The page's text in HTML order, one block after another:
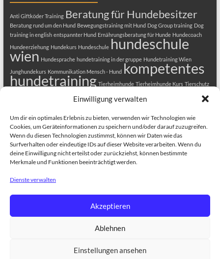
Einwilligung verwalten
Um dir ein optimales Erlebnis zu bieten, verwenden wir Technologien wie
Cookies, um Geräteinformationen zu speichern und/oder darauf zuzugreifen.
Wenn du diesen Technologien zustimmst, können wir Daten wie das
Surfverhalten oder eindeutige IDs auf dieser Website verarbeiten. Wenn du
deine Einwilligung nicht erteilst oder zurückziehst, können bestimmte
Merkmale und Funktionen beeinträchtigt werden.
Dienste verwalten
Akzeptieren
Ablehnen
Einstellungen ansehen
Anti Giftköder Training Beratung für Hundebesitzer
Beratung rund um den Hund Bewegungstraining mit Hund Dog Group training Dog
training in english entspannter Hund Ernährungsberatung für Hunde Hundecoach
Hundeerziehung Hundekurs Hundeschule hundeschule
wien Hundesprache hundetraining in der gruppe Hundetraining Wien
Junghundekurs Kommunikation Mensch - Hund kompetentes
hundetraining Tierheimhunde Tierheimhunde Kurs Tierschutz
Welpenkurs in Wien
Welpenschule Welpentraining
Copyright © 2026
HUNDEKURSE Welpenkurs in Wien
Erziehungskurse für Hunde Alltagsfit 2+3
Train the brain
Hundefitness – Bewegungstraining
Einzeltraining für Hunde ÜBER UNS